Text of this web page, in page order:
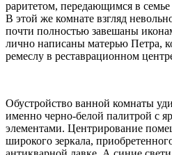
раритетом, передающимся в
В этой же комнате взгляд
почти полностью завешаны
лично написаны матерью Петра,
ремеслу в реставрационном
Обустройство ванной комнаты
именно черно-белой палитрой с
элементами. Центрирование
широкого зеркала,